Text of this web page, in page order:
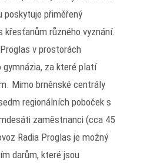
poskytuje přiměřený
křesťanům různého vyznání.
v prostorách
gymnázia, za které platí
Mimo brněnské centrály
regionálních poboček s
zaměstnanci (cca 45
Radia Proglas je možný
darům, které jsou